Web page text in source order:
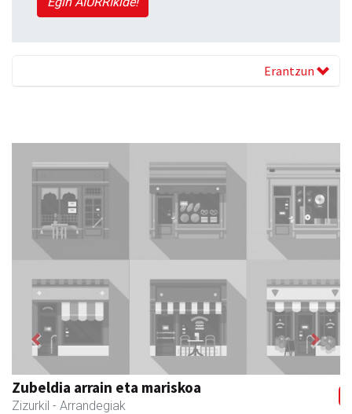
Erantzun
Joxean harategia
Zizurkil - Harategiak
Previous Next